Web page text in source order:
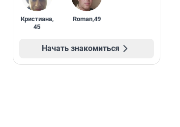
Кристиана,
45
Roman,49
Начать знакомиться